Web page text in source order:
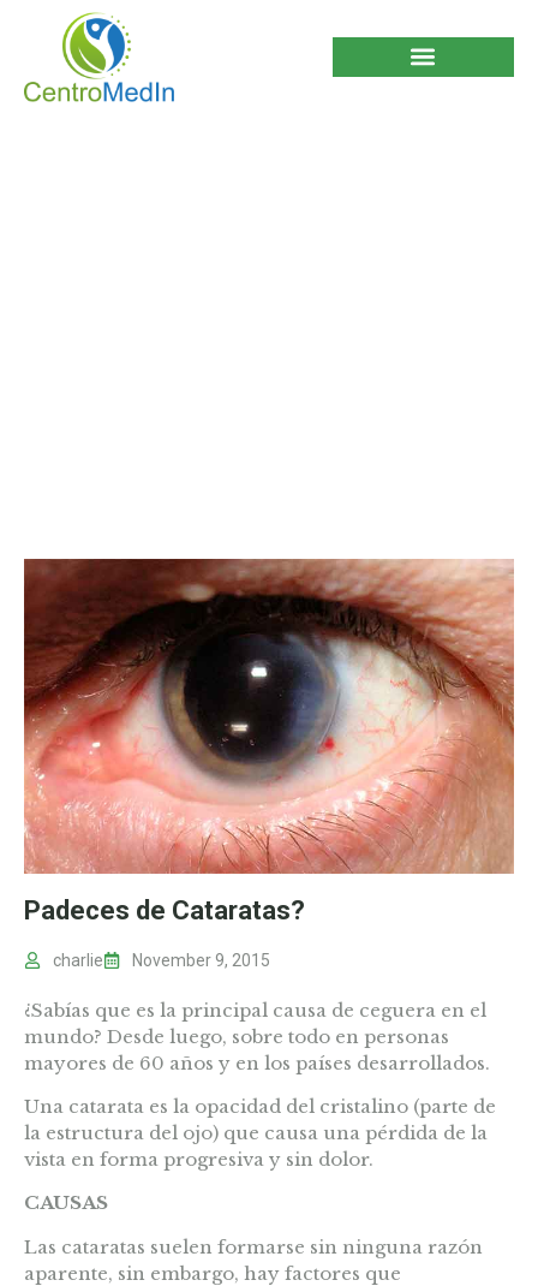
Padeces de Cataratas?
charlie November 9, 2015
¿Sabías que es la principal causa de ceguera en el
mundo? Desde luego, sobre todo en personas
mayores de 60 años y en los países desarrollados.
Una catarata es la opacidad del cristalino (parte de
la estructura del ojo) que causa una pérdida de la
vista en forma progresiva y sin dolor.
CAUSAS
Las cataratas suelen formarse sin ninguna razón
aparente, sin embargo, hay factores que